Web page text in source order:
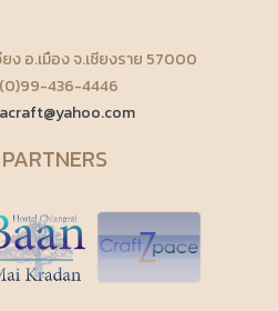
ง อ.เมือง จ.เชียงราย 57000
436-4446